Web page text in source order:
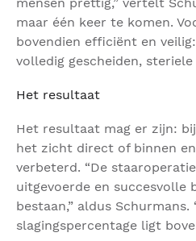
maar één keer te komen.
bovendien efficiënt en
volledig gescheiden,
Het resultaat
Het resultaat mag er zijn:
het zicht direct of binnen
verbeterd. “De
uitgevoerde en succesvolle
bestaan,” aldus Schurmans.
slagingspercentage ligt